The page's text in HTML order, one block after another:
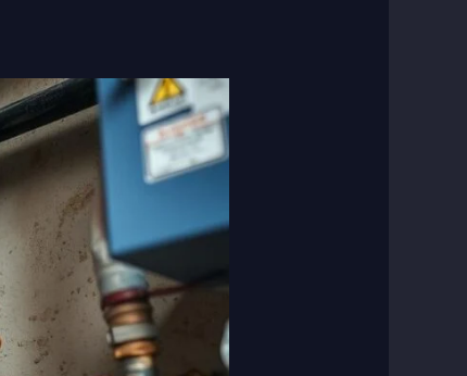
فني
صحي
الزهراء
50267365
لصيانة
الأدوات
الصحية